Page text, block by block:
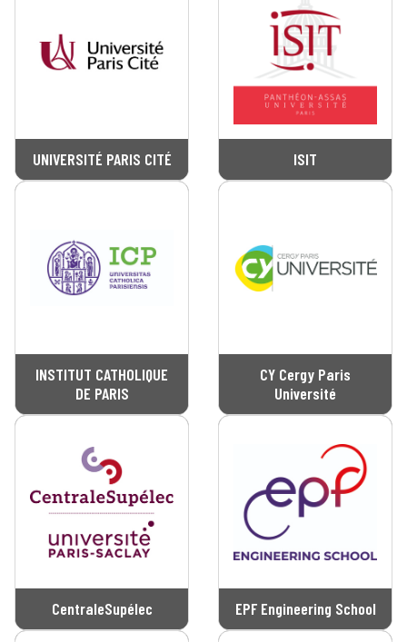
UNIVERSITÉ PARIS CITÉ ISIT
INSTITUT CATHOLIQUE
DE PARIS
CY Cergy Paris
Université
CentraleSupélec EPF Engineering School